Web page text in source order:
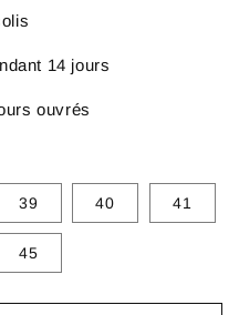
14 jours
ouvrés
39 40 41
45